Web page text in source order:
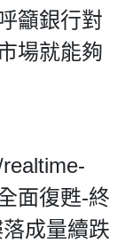
籲銀行對
場就能夠
面復甦-終
成量續跌